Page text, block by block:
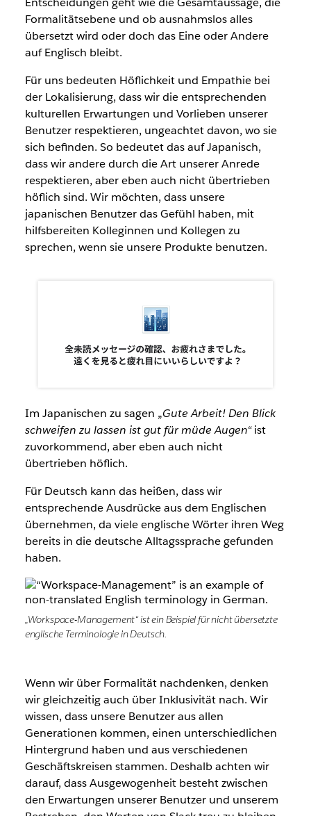
Formalitätsebene und ob ausnahmslos alles
übersetzt wird oder doch das Eine oder Andere
auf Englisch bleibt.
Für uns bedeuten Höflichkeit und Empathie bei
der Lokalisierung, dass wir die entsprechenden
kulturellen Erwartungen und Vorlieben unserer
Benutzer respektieren, ungeachtet davon, wo sie
sich befinden. So bedeutet das auf Japanisch,
dass wir andere durch die Art unserer Anrede
respektieren, aber eben auch nicht übertrieben
höflich sind. Wir möchten, dass unsere
japanischen Benutzer das Gefühl haben, mit
hilfsbereiten Kolleginnen und Kollegen zu
sprechen, wenn sie unsere Produkte benutzen.
Im Japanischen zu sagen „Gute Arbeit! Den Blick
schweifen zu lassen ist gut für müde Augen“ist
zuvorkommend, aber eben auch nicht
übertrieben höflich.
Für Deutsch kann das heißen, dass wir
entsprechende Ausdrücke aus dem Englischen
übernehmen, da viele englische Wörter ihren Weg
bereits in die deutsche Alltagssprache gefunden
haben.
„Workspace-Management“ ist ein Beispiel für nicht übersetzte
englische Terminologie in Deutsch.
Wenn wir über Formalität nachdenken, denken
wir gleichzeitig auch über Inklusivität nach. Wir
wissen, dass unsere Benutzer aus allen
Generationen kommen, einen unterschiedlichen
Hintergrund haben und aus verschiedenen
Geschäftskreisen stammen. Deshalb achten wir
darauf, dass Ausgewogenheit besteht zwischen
den Erwartungen unserer Benutzer und unserem